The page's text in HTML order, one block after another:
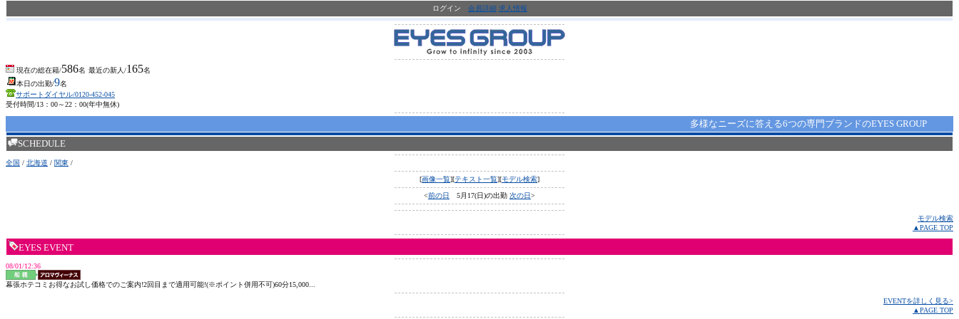
ログイン 会員詳細 求人情報
現在の総在籍/586名 最近の新人/165名
本日の出勤/9名
サポートダイヤル/0120-452-045
受付時間/13：00～22：00(年中無休)
多様なニーズに答える6つの専門ブランドのEYES GROUP
SCHEDULE
全国 / 北海道 / 関東 /
[画像一覧][テキスト一覧][モデル検索]
<前の日 5月17(日)の出勤 次の日>
モデル検索
▲PAGE TOP
EYES EVENT
08/01/12:36
幕張ホテコミお得なお試し価格でのご案内!2回目まで適用可能!(※ポイント併用不可)60分15,000...
EVENTを詳しく見る>
▲PAGE TOP